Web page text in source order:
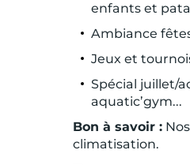
enfants et
Ambiance
Jeux et
Spécial juillet/
aquatic’gym...
Bon à savoir :
climatisation.